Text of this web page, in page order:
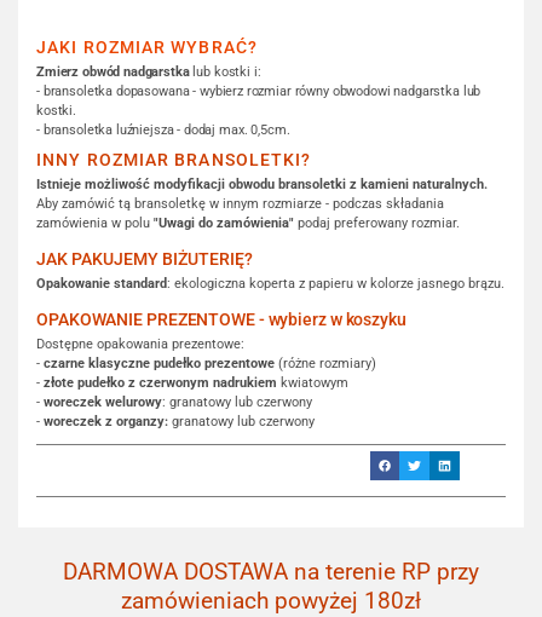
JAKI ROZMIAR WYBRAĆ?
Zmierz obwód nadgarstkalub kostki i:
- bransoletka dopasowana - wybierz rozmiar równy obwodowi nadgarstka lub
kostki.
- bransoletka luźniejsza - dodaj max. 0,5cm.
INNY ROZMIAR BRANSOLETKI?
Istnieje możliwość modyfikacji obwodu bransoletki z kamieni naturalnych.
Aby zamówić tą bransoletkę w innym rozmiarze - podczas składania
zamówienia w polu "Uwagi do zamówienia" podaj preferowany rozmiar.
JAK PAKUJEMY BIŻUTERIĘ?
Opakowanie standard: ekologiczna koperta z papieru w kolorze jasnego brązu.
OPAKOWANIE PREZENTOWE - wybierz w koszyku
Dostępne opakowania prezentowe:
- czarne klasyczne pudełko prezentowe (różne rozmiary)
- złote pudełko z czerwonym nadrukiem kwiatowym
- woreczek welurowy: granatowy lub czerwony
- woreczek z organzy: granatowy lub czerwony
DARMOWA DOSTAWA na terenie RP przy
zamówieniach powyżej 180zł